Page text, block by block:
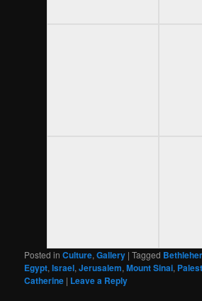
Posted in Culture,Gallery |Tagged
Egypt,Israel,Jerusalem,Mount Sinai,
Catherine | Leave a Reply